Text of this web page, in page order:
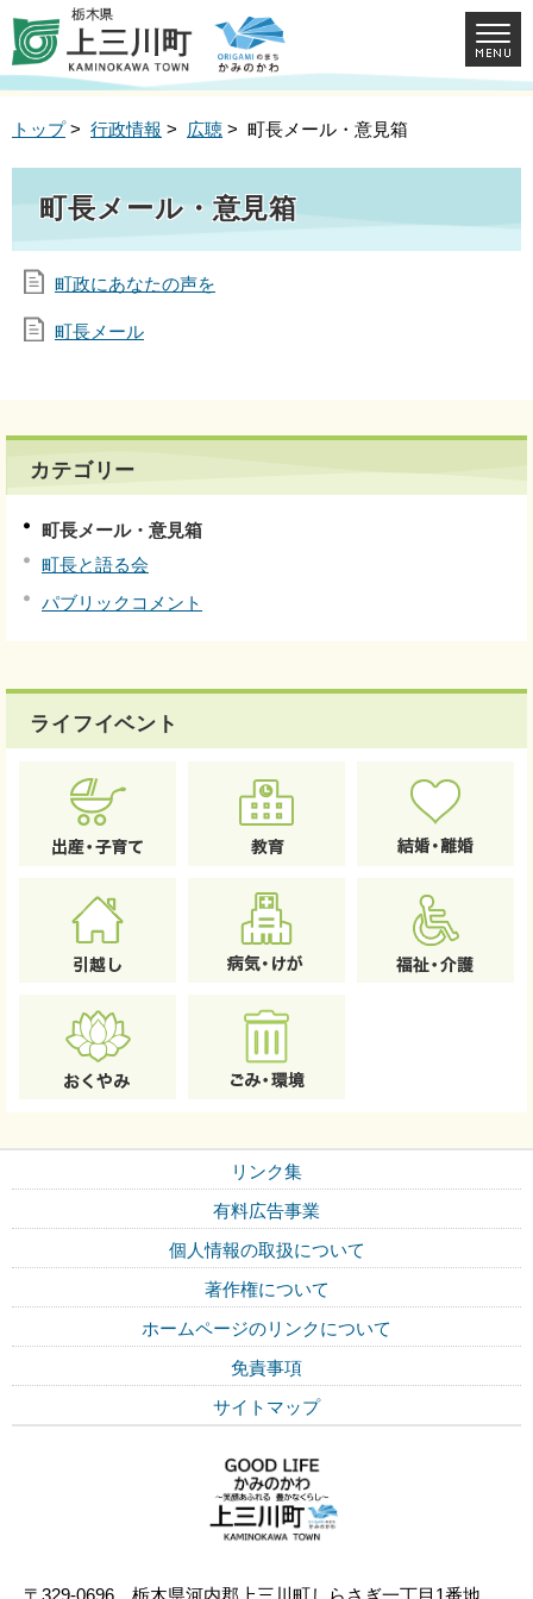
トップ> 行政情報 > 広聴 > 町長メール・意見箱
町長メール・意見箱
町政にあなたの声を
町長メール
カテゴリー
町長メール・意見箱
町長と語る会
パブリックコメント
ライフイベント
リンク集
有料広告事業
個人情報の取扱について
著作権について
ホームページのリンクについて
免責事項
サイトマップ
〒329-0696 栃木県河内郡上三川町しらさぎ一丁目1番地